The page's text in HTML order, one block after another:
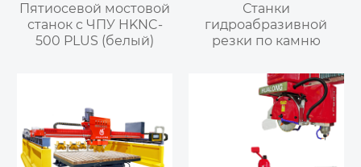
Пятиосевой мостовой
станок с ЧПУ HKNC-
500 PLUS (белый)
Станки
гидроабразивной
резки по камню